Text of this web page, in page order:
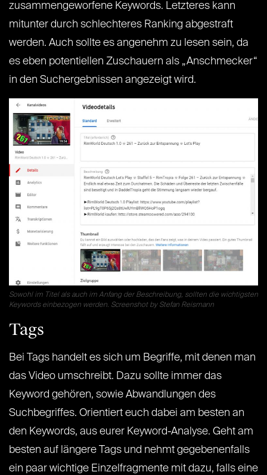
zusammengeworfene Keywords. Letzteres kann
mitunter durch schlechteres Ranking abgestraft
werden. Auch sollte es angenehm zu lesen sein, da
es eben potentiellen Zuschauern als „Anschmecker“
in den Suchergebnissen angezeigt wird.
Sowohl im Titel als auch im Anfang der Beschreibung, sollten die wichtigsten
Keywords einbezogen werden. Screenshot by Stefan Reismann
Tags
Bei Tags handelt es sich um Begriffe, mit denen man
das Video umschreibt. Dazu sollte immer das
Keyword gehören, sowie Abwandlungen des
Suchbegriffes. Orientiert euch dabei am besten an
den Keywords, aus eurer Keyword-Analyse. Geht am
besten auf längere Tags und nehmt gegebenenfalls
ein paar wichtige Einzelfragmente mit dazu, falls eine